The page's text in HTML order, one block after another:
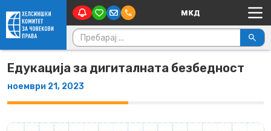
Skip to content Main Navigation
Пребарувај за:
Едукација за дигиталната безбедност
ноември 21, 2023